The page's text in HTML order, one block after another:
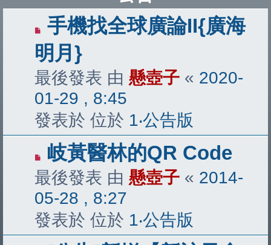
手機找全球廣論II{廣海
明月}
最後發表 由 懸壺子 « 2020-
01-29 , 8:45
發表於 位於 1‧公告版
岐黃醫林的QR Code
最後發表 由 懸壺子 « 2014-
05-28 , 8:27
發表於 位於 1‧公告版